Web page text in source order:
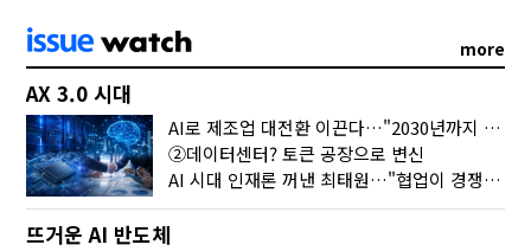
more
AX 3.0 시대
AI로 제조업 대전환 이끈다…"2030년까지 민관합동 20조 투자"
②데이터센터? 토큰 공장으로 변신
AI 시대 인재론 꺼낸 최태원…"협업이 경쟁력"
뜨거운 AI 반도체